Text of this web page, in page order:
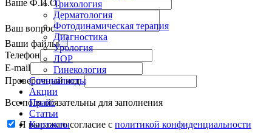
Ваше Ф.И.О.
Ваш вопрос
Ваши файлы
Телефон
E-mail
Проверочный код
Все поля обязательны для заполнения
Я выражаю согласие с политикой конфиденциальности
Трихология
Дерматология
Фотодинамическая терапия
Диагностика
Урология
ЛОР
Гинекология
Специалисты
Акции
Прайс
Статьи
Контакты